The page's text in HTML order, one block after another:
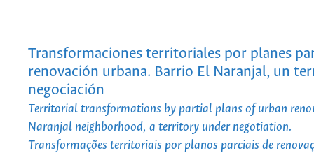
Transformaciones territoriales por planes
renovación urbana. Barrio El Naranjal, un
negociación
Territorial transformations by partial plans of urban
Naranjal neighborhood, a territory under negotiation.
Transformações territoriais por planos parciais de